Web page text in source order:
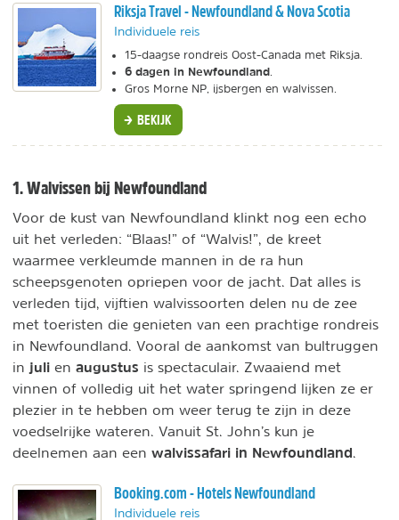
Riksja Travel - Newfoundland & Nova Scotia
Individuele reis
15-daagse rondreis Oost-Canada met Riksja.
6 dagen in Newfoundland
Gros Morne NP, ijsbergen en walvissen.
BEKIJK
1. Walvissen bij Newfoundland
Voor de kust van Newfoundland klinkt nog een echo
uit het verleden: “Blaas!” of “Walvis!”, de kreet
waarmee verkleumde mannen in de ra hun
scheepsgenoten opriepen voor de jacht. Dat alles is
verleden tijd, vijftien walvissoorten delen nu de zee
met toeristen die genieten van een prachtige rondreis
in Newfoundland. Vooral de aankomst van bultruggen
in juli en augustus is spectaculair. Zwaaiend met
vinnen of volledig uit het water springend lijken ze er
plezier in te hebben om weer terug te zijn in deze
voedselrijke wateren. Vanuit St. John’s kun je
deelnemen aan een walvissafari in Newfoundland
Booking.com - Hotels Newfoundland
Individuele reis